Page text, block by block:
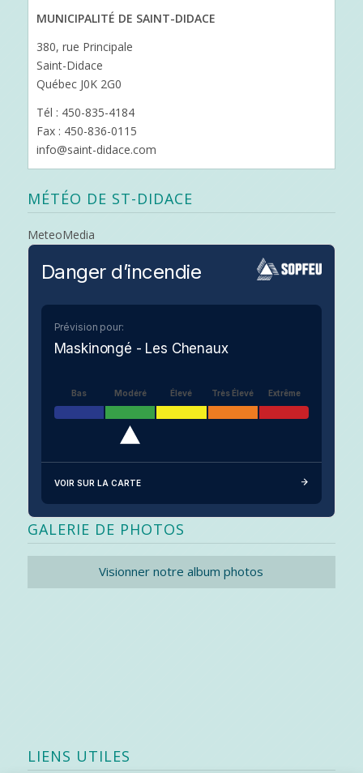
MUNICIPALITÉ DE SAINT-DIDACE
380, rue Principale
Saint-Didace
Québec J0K 2G0
Tél : 450-835-4184
Fax : 450-836-0115
info@saint-didace.com
MÉTÉO DE ST-DIDACE
MeteoMedia
Danger d’incendie
Prévision pour:
Maskinongé - Les Chenaux
Bas Modéré Élevé Très Élevé Extrême
VOIR SUR LA CARTE
GALERIE DE PHOTOS
Visionner notre album photos
LIENS UTILES